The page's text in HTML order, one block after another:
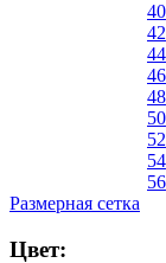
40
42
44
46
48
50
52
54
56
Размерная сетка
Цвет: